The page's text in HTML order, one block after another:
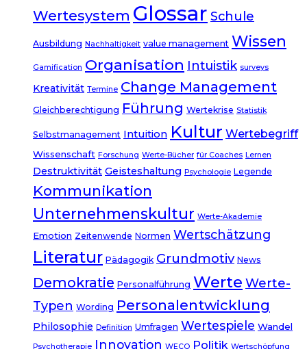
Wertesystem Glossar Schule
Ausbildung Nachhaltigkeit value management Wissen
Gamification Organisation Intuistik surveys
Kreativität Termine Change Management
Gleichberechtigung Führung Wertekrise Statistik
Selbstmanagement Intuition Kultur Wertebegriff
Wissenschaft Forschung Werte-Bücher für Coaches Lernen
Destruktivität Geisteshaltung Psychologie Legende
Kommunikation
Unternehmenskultur Werte-Akademie
Emotion Zeitenwende Normen Wertschätzung
Literatur Pädagogik Grundmotiv News
Demokratie Personalführung Werte Werte-
Typen Wording Personalentwicklung
Philosophie Definition Umfragen Wertespiele Wandel
Psychotherapie Innovation WECO Politik Wertschöpfung